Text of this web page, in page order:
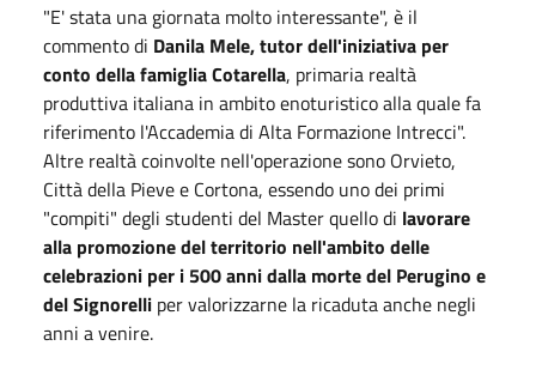
"E' stata una giornata molto interessante", è il
commento di Danila Mele, tutor dell'iniziativa per
conto della famiglia Cotarella, primaria realtà
produttiva italiana in ambito enoturistico alla quale fa
riferimento l'Accademia di Alta Formazione Intrecci".
Altre realtà coinvolte nell'operazione sono Orvieto,
Città della Pieve e Cortona, essendo uno dei primi
"compiti" degli studenti del Master quello di lavorare
alla promozione del territorio nell'ambito delle
celebrazioni per i 500 anni dalla morte del Perugino e
del Signorelli per valorizzarne la ricaduta anche negli
anni a venire.